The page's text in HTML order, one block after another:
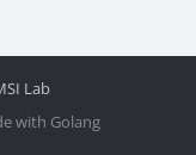
Lab
with Golang